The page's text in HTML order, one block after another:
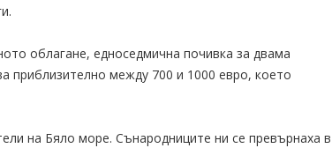
облагане, едноседмична почивка за двама
приблизително между 700 и 1000 евро, което
на Бяло море. Сънародниците ни се превърнаха в